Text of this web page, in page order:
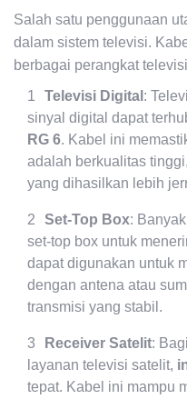
Salah satu penggunaan
dalam sistem televisi.
berbagai perangkat
Televisi Digital :
sinyal digital dapat
RG 6. Kabel ini
adalah berkualitas
yang dihasilkan lebih
Set-Top Box:
set-top box untuk
dapat digunakan untuk
dengan antena atau
transmisi yang stabil.
Receiver Satelit:
layanan televisi satelit,
tepat. Kabel ini mampu